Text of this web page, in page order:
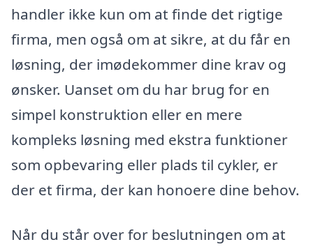
handler ikke kun om at finde det rigtige
firma, men også om at sikre, at du får en
løsning, der imødekommer dine krav og
ønsker. Uanset om du har brug for en
simpel konstruktion eller en mere
kompleks løsning med ekstra funktioner
som opbevaring eller plads til cykler, er
der et firma, der kan honoere dine behov.
Når du står over for beslutningen om at